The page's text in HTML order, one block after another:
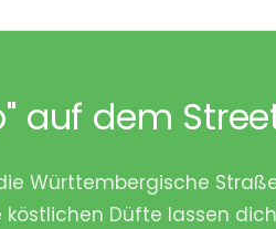
auf dem
Württembergische
Düfte lassen